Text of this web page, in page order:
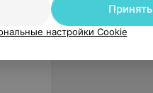
Еще
Принять
настройки Cookie